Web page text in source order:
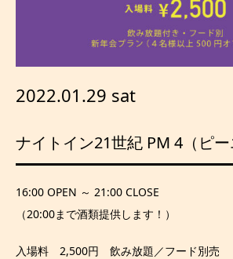
2022.01.29 sat
ナイトイン21世紀 PM 4（ピー
16:00 OPEN ～ 21:00 CLOSE
（20:00まで酒類提供します！）
入場料 2,500円 飲み放題／フード別売